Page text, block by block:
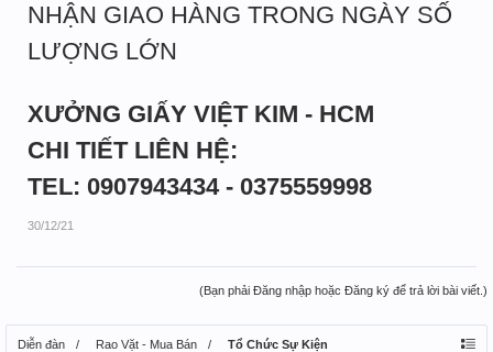
NHẬN GIAO HÀNG TRONG NGÀY SỐ
LƯỢNG LỚN
XƯỞNG GIẤY VIỆT KIM - HCM
CHI TIẾT LIÊN HỆ:
TEL: 0907943434 - 0375559998
30/12/21
(Bạn phải Đăng nhập hoặc Đăng ký để trả lời bài viết.)
Diễn đàn Rao Vặt - Mua Bán Tổ Chức Sự Kiện